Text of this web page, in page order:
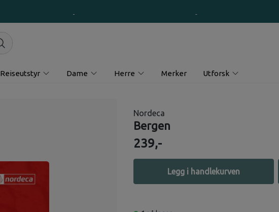
Reiseutstyr Dame Herre Merker Utforsk
Nordeca
Bergen
239,-
Legg i handlekurven